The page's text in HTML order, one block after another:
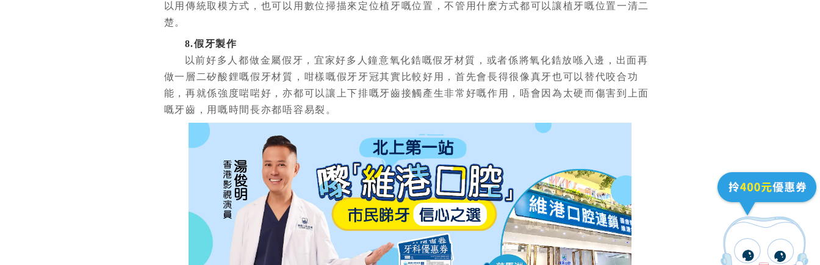
以用傳統取模方式，也可以用數位掃描來定位植牙嘅位置，不管用什麽方式都可以讓植牙嘅位置一清二
楚。
8.假牙製作
以前好多人都做金屬假牙，宜家好多人鐘意氧化鋯嘅假牙材質，或者係將氧化鋯放喺入邊，出面再
做一層二矽酸鋰嘅假牙材質，咁樣嘅假牙牙冠其實比較好用，首先會長得很像真牙也可以替代咬合功
能，再就係強度啱啱好，亦都可以讓上下排嘅牙齒接觸產生非常好嘅作用，唔會因為太硬而傷害到上面
嘅牙齒，用嘅時間長亦都唔容易裂。